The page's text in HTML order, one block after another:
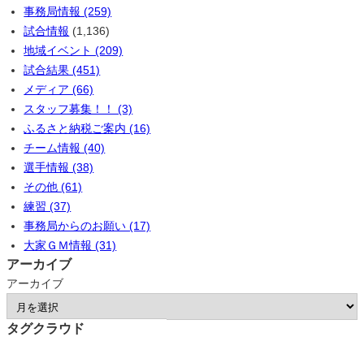
事務局情報 (259)
試合情報 (1,136)
地域イベント (209)
試合結果 (451)
メディア (66)
スタッフ募集！！ (3)
ふるさと納税ご案内 (16)
チーム情報 (40)
選手情報 (38)
その他 (61)
練習 (37)
事務局からのお願い (17)
大家ＧＭ情報 (31)
アーカイブ
アーカイブ
タグクラウド